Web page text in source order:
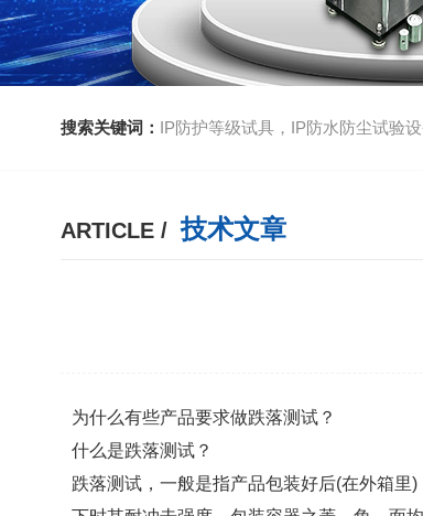
搜索关键词： IP防护等级试具，IP防水防尘试验
ARTICLE / 技术文章
为什么有些产品要求做跌落测试？
什么是跌落测试？
跌落测试，一般是指产品包装好后(在外箱